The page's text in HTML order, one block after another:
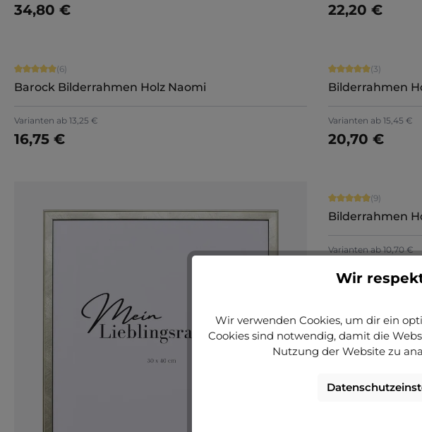
34,80 €
Details 22,20 €
Jetzt
Durchschnittliche Bewertung von 5 von 5 Sternen
(6)
Barock Bilderrahmen Holz Naomi
Varianten ab 13,25 €
16,75 €
Jetzt konfigurieren
Durchschnittliche
(3)
Bilderrahmen
Varianten ab15,45 €
20,70 €
Jetzt
Durchschnittliche
(9)
Bilderrahmen
Varianten ab10,70 €
14,90 €
Wir
Wir verwenden Cookies, um dir ein
Cookies sind notwendig, damit die
Nutzung der Website zu